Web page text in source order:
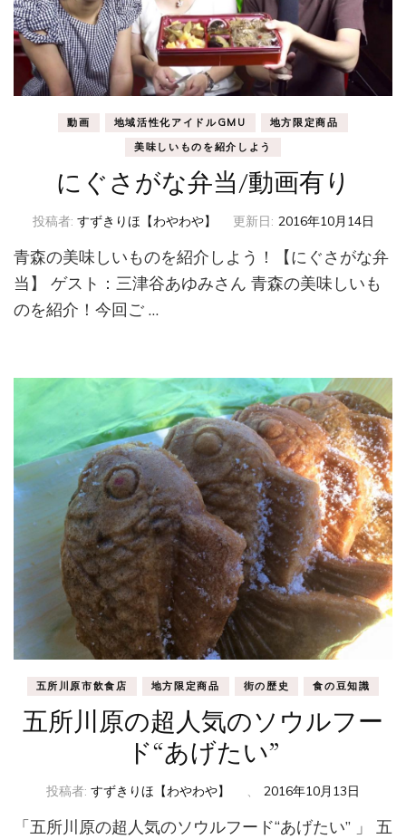
動画 地域活性化アイドルGMU
地方限定商品
美味しいものを紹介しよう
にぐさがな弁当/動画有り
投稿者: すずきりほ【わやわや】 更新日: 2016年10月14日
青森の美味しいものを紹介しよう！【にぐさがな弁
当】 ゲスト：三津谷あゆみさん 青森の美味しいも
のを紹介！今回ご …
五所川原市飲食店 地方限定商品 街の歴史 食の豆知識
五所川原の超人気のソウルフー
ド“あげたい”
投稿者: すずきりほ【わやわや】 、 2016年10月13日
「五所川原の超人気のソウルフード“あげたい” 」 五